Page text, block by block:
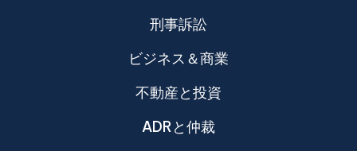
刑事訴訟
ビジネス＆商業
不動産と投資
ADRと仲裁